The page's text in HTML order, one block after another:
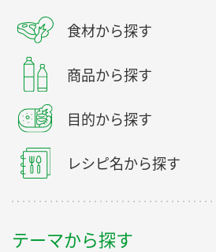
食材から探す
商品から探す
目的から探す
レシピ名から探す
テーマから探す